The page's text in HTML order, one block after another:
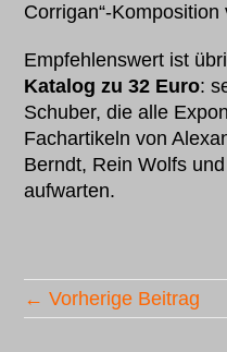
Corrigan“-
Empfehlenswert ist
Katalog zu 32 Euro:
Schuber, die alle
Fachartikeln von
Berndt, Rein Wolfs
aufwarten.
← Vorherige Beitrag